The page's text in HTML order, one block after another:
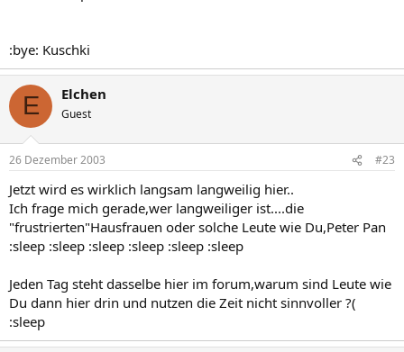
:bye: Kuschki
E Elchen
Guest
26 Dezember 2003 #23
Jetzt wird es wirklich langsam langweilig hier..
Ich frage mich gerade,wer langweiliger ist....die
"frustrierten"Hausfrauen oder solche Leute wie Du,Peter Pan
:sleep :sleep :sleep :sleep :sleep :sleep
Jeden Tag steht dasselbe hier im forum,warum sind Leute wie
Du dann hier drin und nutzen die Zeit nicht sinnvoller ?(
:sleep